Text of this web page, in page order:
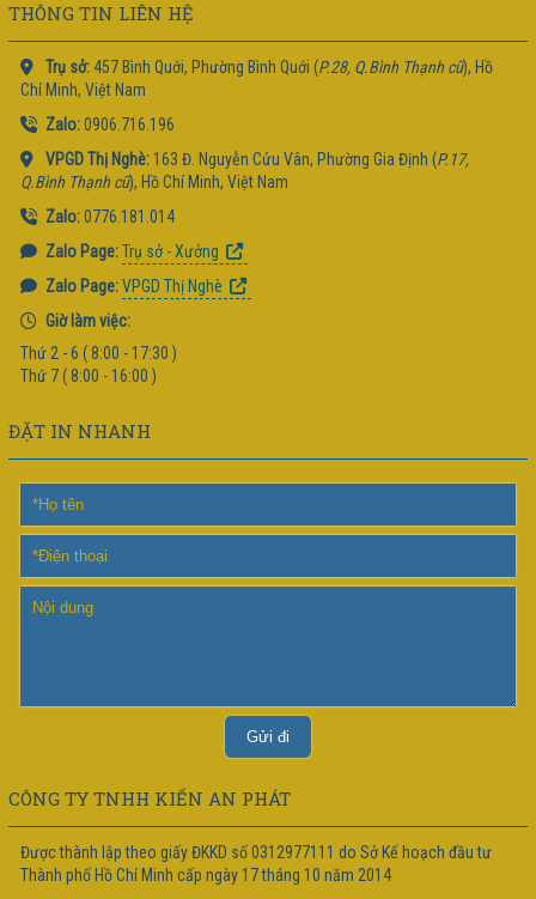
THÔNG TIN LIÊN HỆ
Trụ sở:457 Bình Quới, Phường Bình Quới (P.28, Q.Bình Thạnh cũ), Hồ
Chí Minh, Việt Nam
Zalo:0906.716.196
VPGD Thị Nghè:163 Đ. Nguyễn Cửu Vân, Phường Gia Định (P.17,
Q.Bình Thạnh cũ), Hồ Chí Minh, Việt Nam
Zalo:0776.181.014
Zalo Page: Trụ sở - Xưởng
Zalo Page: VPGD Thị Nghè
Giờ làm việc:
Thứ 2 - 6 ( 8:00 - 17:30 )
Thứ 7 ( 8:00 - 16:00 )
ĐẶT IN NHANH
CÔNG TY TNHH KIẾN AN PHÁT
Được thành lập theo giấy ĐKKD số 0312977111 do Sở Kế hoạch đầu tư
Thành phố Hồ Chí Minh cấp ngày 17 tháng 10 năm 2014